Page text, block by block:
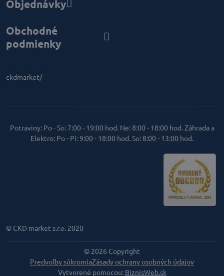
Objednávky
Obchodné
podmienky
ckdmarket/
Potraviny: Po - So: 7:00 - 19:00 hod. Ne: 8:00 - 18:00 hod. Záhrada a
Elektro: Po - Pi: 9:00 - 18:00 hod. So: 8:00 - 13:00 hod.
© CKD market s.r.o. 2020
© 2026 Copyright
Predvoľby súkromiaZásady ochrany osobných údajov
Vytvorené pomocou: BiznisWeb.sk